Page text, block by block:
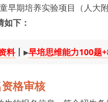
早期培养实验项目（人大
下：
料丨▶️早培思维能力100题
格审核